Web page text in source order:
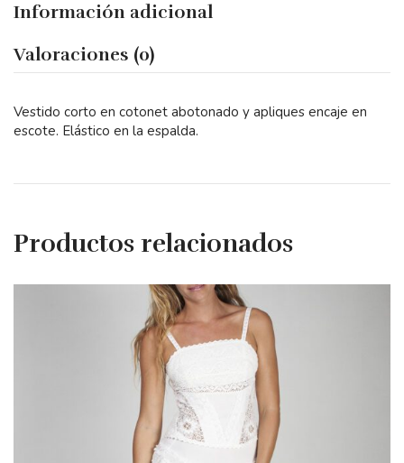
Información adicional
Valoraciones (0)
Vestido corto en cotonet abotonado y apliques encaje en
escote. Elástico en la espalda.
Productos relacionados